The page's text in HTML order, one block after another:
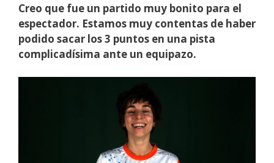
Creo que fue un partido muy bonito para el
espectador. Estamos muy contentas de haber
podido sacar los 3 puntos en una pista
complicadísima ante un equipazo.